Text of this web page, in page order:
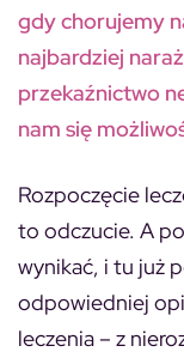
gdy chorujemy
najbardziej
przekaźnictwo
nam się
Rozpoczęcie
to odczucie. A
wynikać, i tu już
odpowiedniej
leczenia – z